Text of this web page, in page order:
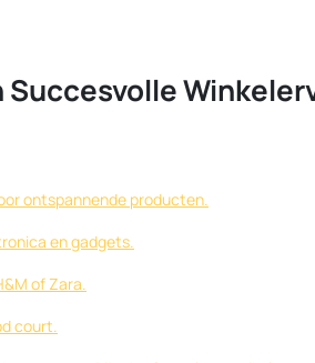
Succesvolle
ontspannende producten.
en gadgets.
of Zara.
court.